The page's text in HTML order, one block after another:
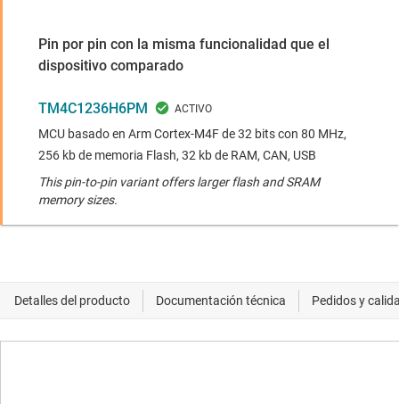
Pin por pin con la misma funcionalidad que el
dispositivo comparado
TM4C1236H6PM
MCU basado en Arm Cortex-M4F de 32 bits con 80 MHz,
256 kb de memoria Flash, 32 kb de RAM, CAN, USB
This pin-to-pin variant offers larger flash and SRAM
memory sizes.